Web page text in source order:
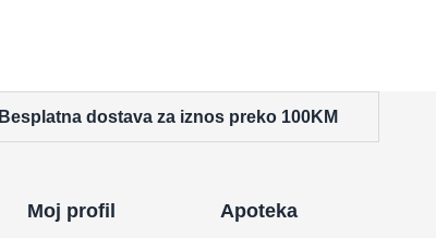
Besplatna dostava za iznos preko 100KM
Moj profil Apoteka